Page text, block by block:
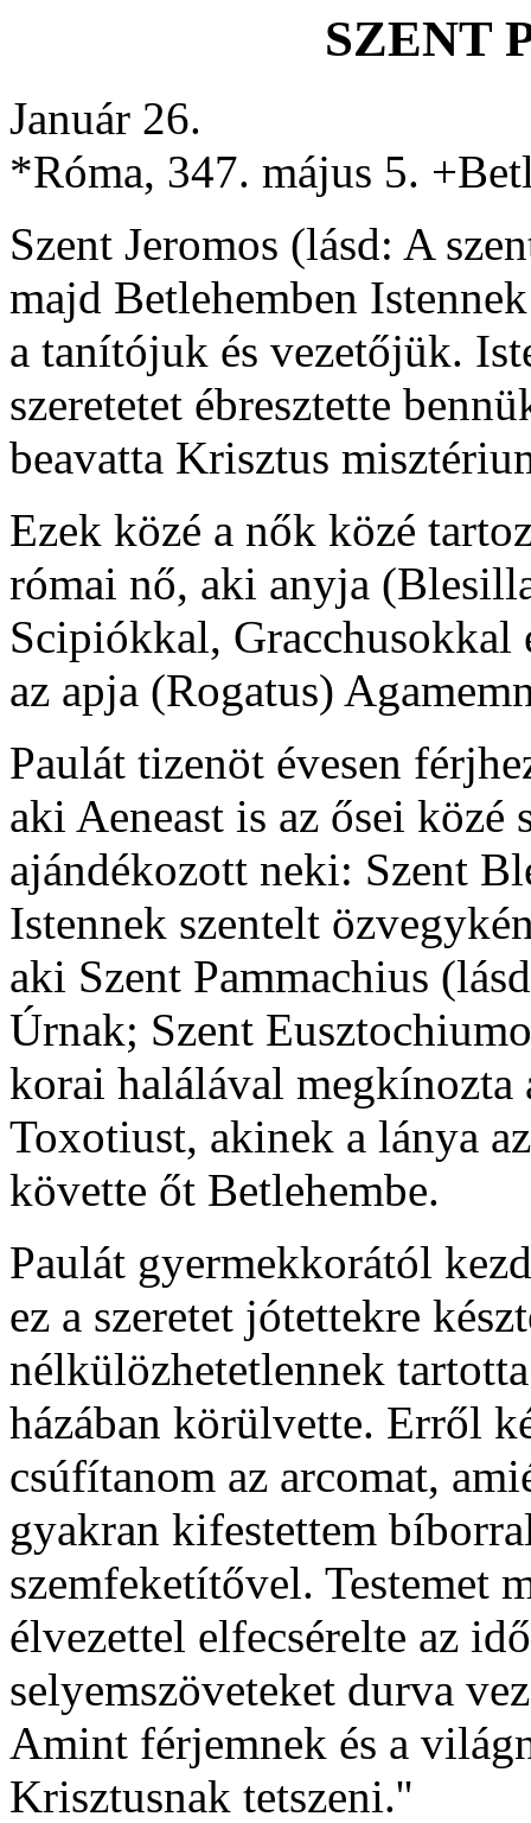
SZENT
Január 26.
*Róma, 347. május 5.
Szent Jeromos (lásd: A
majd Betlehemben
a tanítójuk és vezetőjük.
szeretetet ébresztette
beavatta Krisztus
Ezek közé a nők közé
római nő, aki anyja
Scipiókkal, Gracchusokkal
az apja (Rogatus)
Paulát tizenöt évesen
aki Aeneast is az ősei
ajándékozott neki: Szent
Istennek szentelt
aki Szent Pammachius
Úrnak; Szent
korai halálával megkínozta
Toxotiust, akinek a lánya
követte őt Betlehembe.
Paulát gyermekkorától
ez a szeretet jótettekre
nélkülözhetetlennek
házában körülvette. Erről
csúfítanom az arcomat,
gyakran kifestettem
szemfeketítővel. Testemet
élvezettel elfecsérelte az
selyemszöveteket durva
Amint férjemnek és a
Krisztusnak tetszeni.''